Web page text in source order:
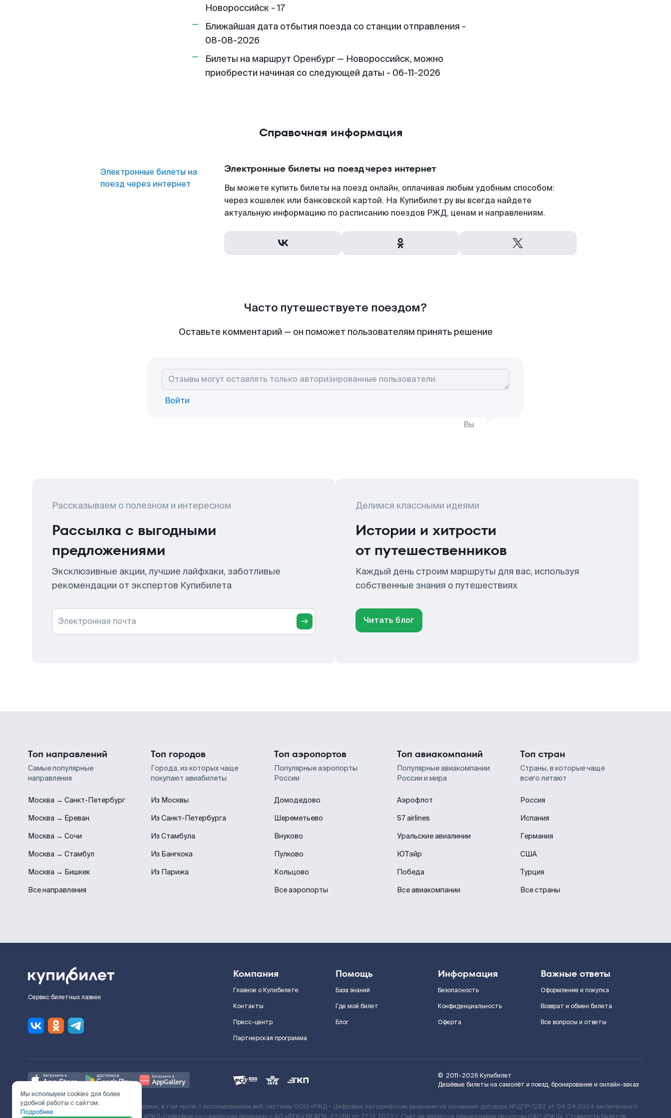
Новороссийск - 17
Ближайшая дата отбытия поезда со станции отправления -
08-08-2026
Билеты на маршрут Оренбург — Новороссийск, можно
приобрести начиная со следующей даты - 06-11-2026
Справочная информация
Электронные билеты на
поезд через интернет
Электронные билеты на поезд через интернет
Вы можете купить билеты на поезд онлайн, оплачивая любым удобным способом:
через кошелек или банковской картой. На Купибилет.ру вы всегда найдете
актуальную информацию по расписанию поездов РЖД, ценам и направлениям.
Часто путешествуете поездом?
Оставьте комментарий — он поможет пользователям принять решение
Войти
Вы
Рассказываем о полезном и интересном
Рассылка с выгодными
предложениями
Эксклюзивные акции, лучшие лайфхаки, заботливые
рекомендации от экспертов Купибилета
Электронная почта
Делимся классными идеями
Истории и хитрости
от путешественников
Каждый день строим маршруты для вас, используя
собственные знания о путешествиях
Читать блог
Топ направлений
Самые популярные
направления
Москва → Санкт-Петербург
Москва → Ереван
Москва → Сочи
Москва → Стамбул
Москва → Бишкек
Все направления
Топ городов
Города, из которых чаще
покупают авиабилеты
Из Москвы
Из Санкт-Петербурга
Из Стамбула
Из Бангкока
Из Парижа
Топ аэропортов
Популярные аэропорты
России
Домодедово
Шереметьево
Внуково
Пулково
Кольцово
Все аэропорты
Топ авиакомпаний
Популярные авиакомпании
России и мира
Аэрофлот
S7 airlines
Уральские авиалинии
ЮТэйр
Победа
Все авиакомпании
Топ стран
Страны, в которые чаще
всего летают
Россия
Испания
Германия
США
Турция
Все страны
Сервис билетных лазеек
Компания
Главное о Купибилете
Контакты
Пресс-центр
Партнерская программа
Помощь
База знаний
Где мой билет
Блог
Информация
Безопасность
Конфиденциальность
Оферта
Важные ответы
Оформление и покупка
Возврат и обмен билета
Все вопросы и ответы
© 2011–2026 Купибилет
Дешёвые билеты на самолёт и поезд, бронирование и онлайн-заказ
Ж/Д билеты предоставляются партнёрами, в том числе с использованием веб-системы ООО «РЖД – Цифровые пассажирские решения» на основании договора № ЦПР-1282 от 04.04.2024 заключенного
Мы используем cookies для более
удобной работы с сайтом.
Подробнее